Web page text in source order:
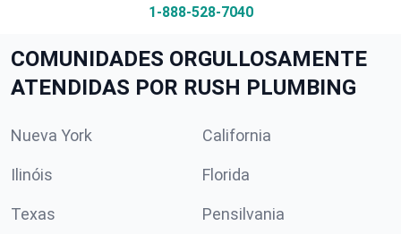
1-888-528-7040
COMUNIDADES ORGULLOSAMENTE
ATENDIDAS POR RUSH PLUMBING
Nueva York California
Ilinóis Florida
Texas Pensilvania